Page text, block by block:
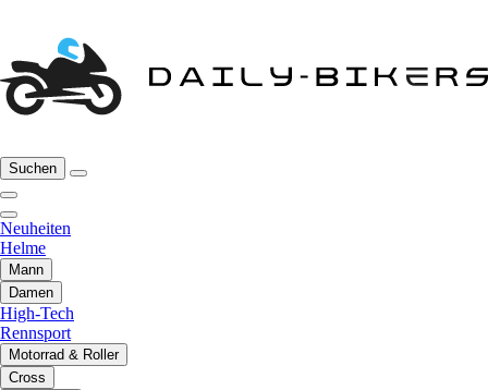
Suchen
Neuheiten
Helme
Mann
Damen
High-Tech
Rennsport
Motorrad & Roller
Cross